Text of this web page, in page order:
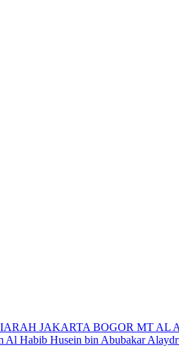
JAKARTA BOGOR MT AL
Al Habib Husein bin Abubakar